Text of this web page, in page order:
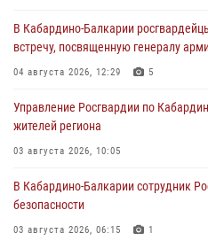
В Кабардино-Балкарии
встречу, посвященную генералу
04 августа 2026, 12:29 5
Управление Росгвардии по
жителей региона
03 августа 2026, 10:05
В Кабардино‑Балкарии сотрудник
безопасности
03 августа 2026, 06:15 1